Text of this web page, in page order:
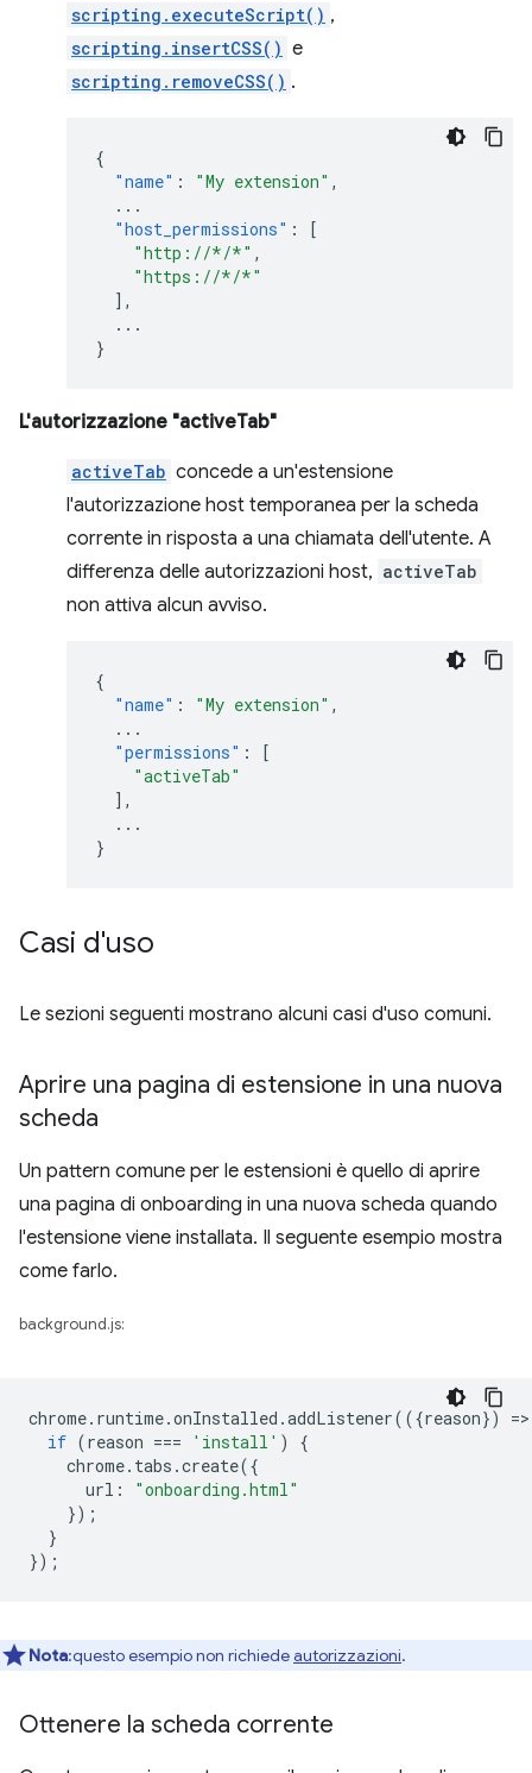
scripting.executeScript() ,
scripting.insertCSS() e
scripting.removeCSS() .
{
"name" : "My extension" ,
...
"host_permissions" :
[
"http://*/*" ,
"https://*/*"
],
...
}
L'autorizzazione "activeTab"
activeTab concede a un'estensione
l'autorizzazione host temporanea per la scheda
corrente in risposta a una chiamata dell'utente. A
differenza delle autorizzazioni host, activeTab
non attiva alcun avviso.
{
"name" : "My extension" ,
...
"permissions" :
[
"activeTab"
],
...
}
Casi d'uso
Le sezioni seguenti mostrano alcuni casi d'uso comuni.
Aprire una pagina di estensione in una nuova
scheda
Un pattern comune per le estensioni è quello di aprire
una pagina di onboarding in una nuova scheda quando
l'estensione viene installata. Il seguente esempio mostra
come farlo.
background.js:
chrome. runtime.onInstalled .addListener(({reason}) =>
if (reason === 'install' )
{
chrome. tabs .create({
url :
"onboarding.html"
});
}
});
Nota:questo esempio non richiedeautorizzazioni.
Ottenere la scheda corrente